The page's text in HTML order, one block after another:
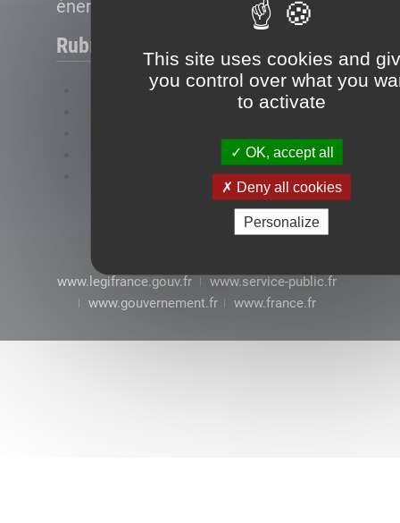
This site uses cookies and
you control over what you
to activate
OK, accept all
Deny all cookies
Personalize
énergétique
Rubriques
www.legifrance.gouv.fr
www.service-public.fr
www.gouvernement.fr
www.france.fr